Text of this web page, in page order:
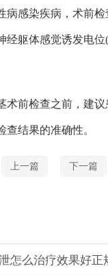
病感染疾病，术前
经躯体感觉诱发电位
术前检查之前，建
查结果的准确性。
上一篇 下一篇
怎么治疗效果好正